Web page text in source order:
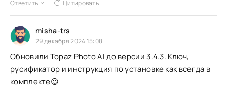
Ответить Цитировать
misha-trs
29 декабря 2024 15:08
Обновили Topaz Photo AI до версии 3.4.3. Ключ,
русификатор и инструкция по установке как всегда в
комплекте😉